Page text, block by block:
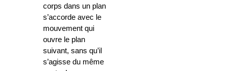
corps dans un plan
s’accorde avec le
mouvement qui
ouvre le plan
suivant, sans qu’il
s’agisse du même